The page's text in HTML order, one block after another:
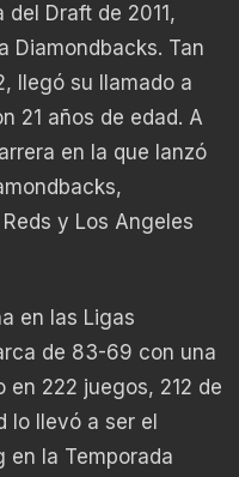
Draft de 2011,
Diamondbacks. Tan
llegó su llamado a
21 años de edad. A
en la que lanzó
y Los Angeles
en las Ligas
de 83-69 con una
222 juegos, 212 de
lo llevó a ser el
en la Temporada